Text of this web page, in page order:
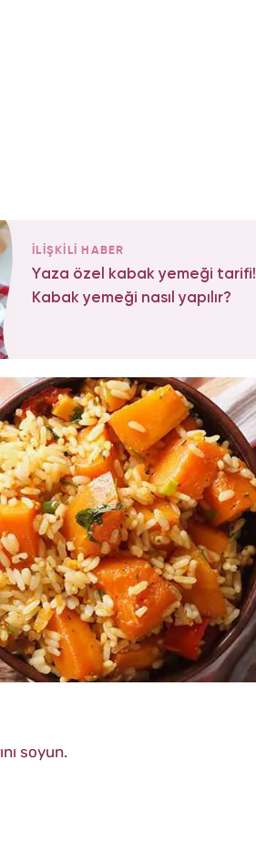
İLİŞKİLİ HABER
Yaza özel kabak yemeği tarifi!
Kabak yemeği nasıl yapılır?
soyun.